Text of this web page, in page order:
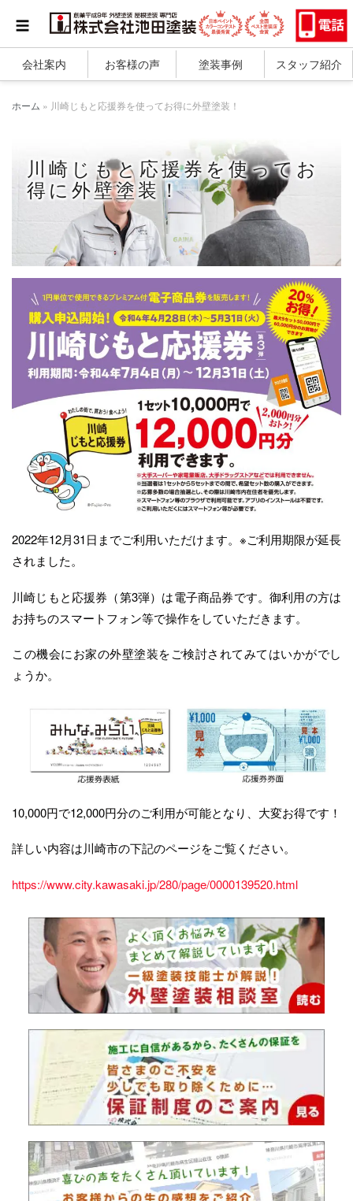
会社案内 お客様の声 塗装事例 スタッフ紹介
ホーム » 川崎じもと応援券を使ってお得に外壁塗装！
川崎じもと応援券を使ってお
得に外壁塗装！
2022年12月31日までご利用いただけます。※ご利用期限が延長
されました。
川崎じもと応援券（第3弾）は電子商品券です。御利用の方は
お持ちのスマートフォン等で操作をしていただきます。
この機会にお家の外壁塗装をご検討されてみてはいかがでし
ょうか。
10,000円で12,000円分のご利用が可能となり、大変お得です！
詳しい内容は川崎市の下記のページをご覧ください。
https://www.city.kawasaki.jp/280/page/0000139520.html